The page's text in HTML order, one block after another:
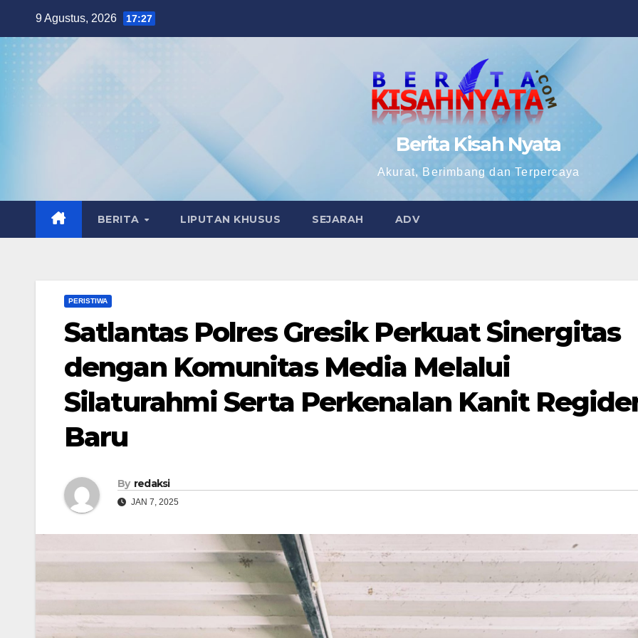
content
9 Agustus, 2026 17:27
Berita Kisah Nyata
Akurat, Berimbang dan Terpercaya
BERITA LIPUTAN KHUSUS SEJARAH ADV
PERISTIWA
Satlantas Polres Gresik Perkuat Sinergitas
dengan Komunitas Media Melalui
Silaturahmi Serta Perkenalan Kanit
Baru
By redaksi
JAN 7, 2025